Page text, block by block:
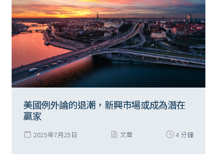
美國例外論的退潮，新興市場或成為潛在
贏家
2025年7月25日 文章 4 分鐘